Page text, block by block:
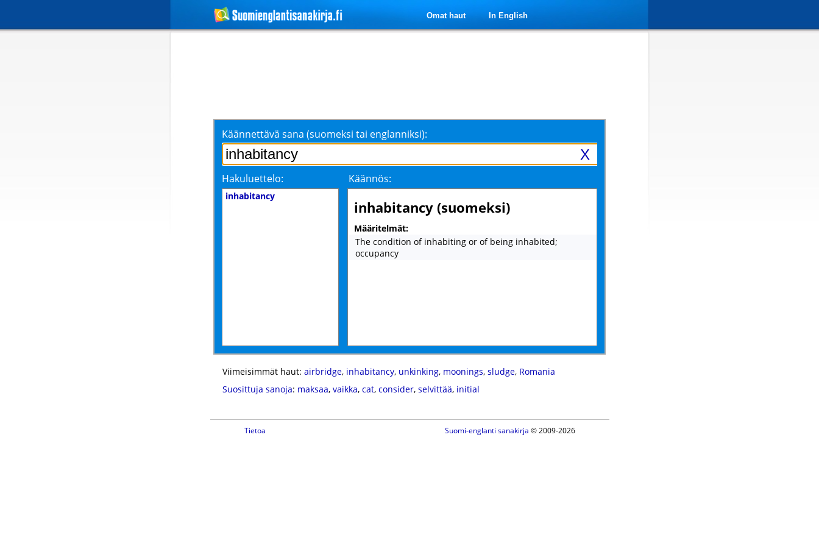
Omat haut In English
Käännettävä sana (suomeksi tai englanniksi):
X
Hakuluettelo: Käännös:
inhabitancy
inhabitancy (suomeksi)
Määritelmät:
The condition of inhabiting or of being inhabited;
occupancy
Viimeisimmät haut: airbridge, inhabitancy, unkinking, moonings, sludge, Romania
Suosittuja sanoja: maksaa, vaikka, cat, consider, selvittää, initial
Tietoa Suomi-englanti sanakirja © 2009-2026